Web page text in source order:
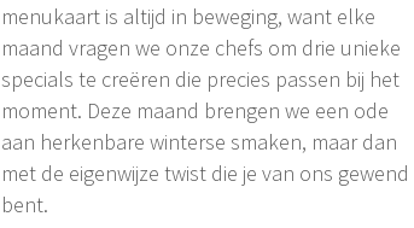
menukaart is altijd in beweging, want elke
maand vragen we onze chefs om drie unieke
specials te creëren die precies passen bij het
moment. Deze maand brengen we een ode
aan herkenbare winterse smaken, maar dan
met de eigenwijze twist die je van ons gewend
bent.